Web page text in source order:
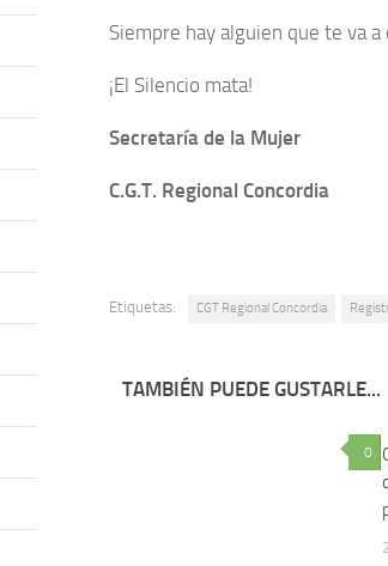
Siempre hay alguien que te va a
¡El Silencio mata!
Secretaría de la Mujer
C.G.T. Regional Concordia
Etiquetas: CGT Regional Concordia
TAMBIÉN PUEDE GUSTARLE...
0